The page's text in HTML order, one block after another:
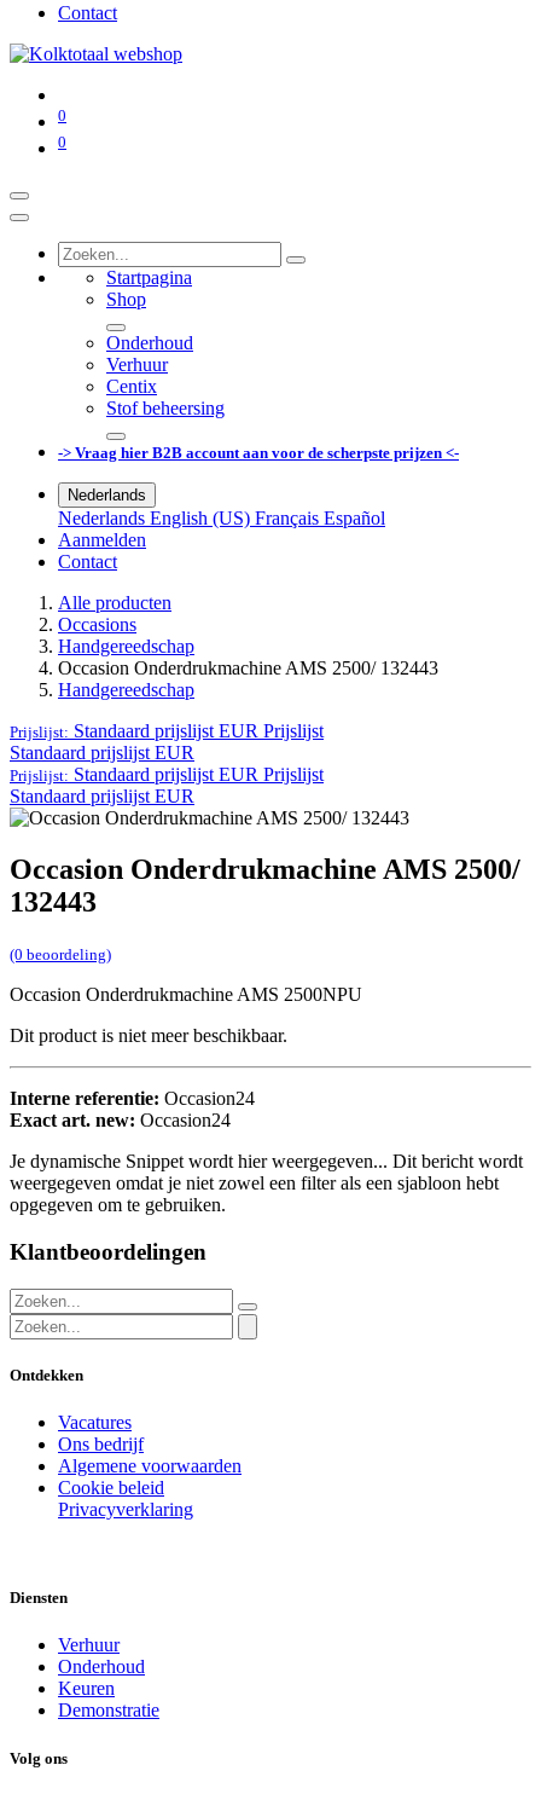
Contact
0
0
Startpagina
Shop
Onderhoud
Verhuur
Centix
Stof beheersing
-> Vraag hier B2B account aan voor de scherpste prijzen <-
Nederlands
Nederlands English (US) Français Español
Aanmelden
Contact
Alle producten
Occasions
Handgereedschap
Occasion Onderdrukmachine AMS 2500/ 132443
Handgereedschap
Prijslijst: Standaard prijslijst EUR Prijslijst
Standaard prijslijst EUR
Prijslijst: Standaard prijslijst EUR Prijslijst
Standaard prijslijst EUR
Occasion Onderdrukmachine AMS 2500/
132443
(0 beoordeling)
Occasion Onderdrukmachine AMS 2500NPU
Dit product is niet meer beschikbaar.
Interne referentie: Occasion24
Exact art. new: Occasion24
Je dynamische Snippet wordt hier weergegeven... Dit bericht wordt
weergegeven omdat je niet zowel een filter als een sjabloon hebt
opgegeven om te gebruiken.
Klantbeoordelingen
Ontdekken
Vacatures
Ons bedrijf
Algemene voorwaarden
Cookie beleid
Privacyverklaring
Diensten
Verhuur
Onderhoud
Keuren
Demonstratie
Volg ons